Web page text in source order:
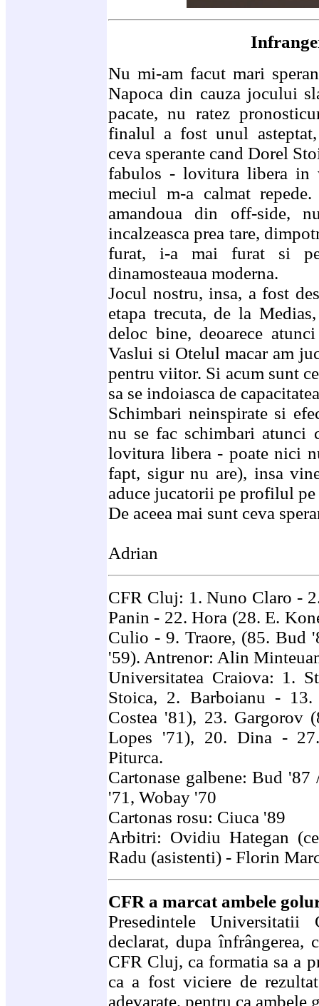
Nu mi-am facut mari
Napoca din cauza jocului
pacate, nu ratez
finalul a fost unul
ceva sperante cand Dorel
fabulos - lovitura libera
meciul m-a calmat
amandoua din off-side,
incalzeasca prea tare,
furat, i-a mai furat si
dinamosteaua moderna.
Jocul nostru, insa, a fost
etapa trecuta, de la
deloc bine, deoarece
Vaslui si Otelul macar am
pentru viitor. Si acum sunt
sa se indoiasca de
Schimbari neinspirate si
nu se fac schimbari atunci
lovitura libera - poate nici
fapt, sigur nu are), insa
aduce jucatorii pe profilul pe
De aceea mai sunt ceva
Adrian
CFR Cluj: 1. Nuno Claro -
Panin - 22. Hora (28. E.
Culio - 9. Traore, (85. Bud
'59). Antrenor: Alin
Universitatea Craiova: 1.
Stoica, 2. Barboianu -
Costea '81), 23. Gargorov
Lopes '71), 20. Dina -
Piturca.
Cartonase galbene: Bud
'71, Wobay '70
Cartonas rosu: Ciuca '89
Arbitri: Ovidiu Hategan
Radu (asistenti) - Florin
CFR a marcat ambele
Presedintele
declarat, dupa
CFR Cluj, ca formatia sa a
ca a fost viciere de
adevarate, pentru ca